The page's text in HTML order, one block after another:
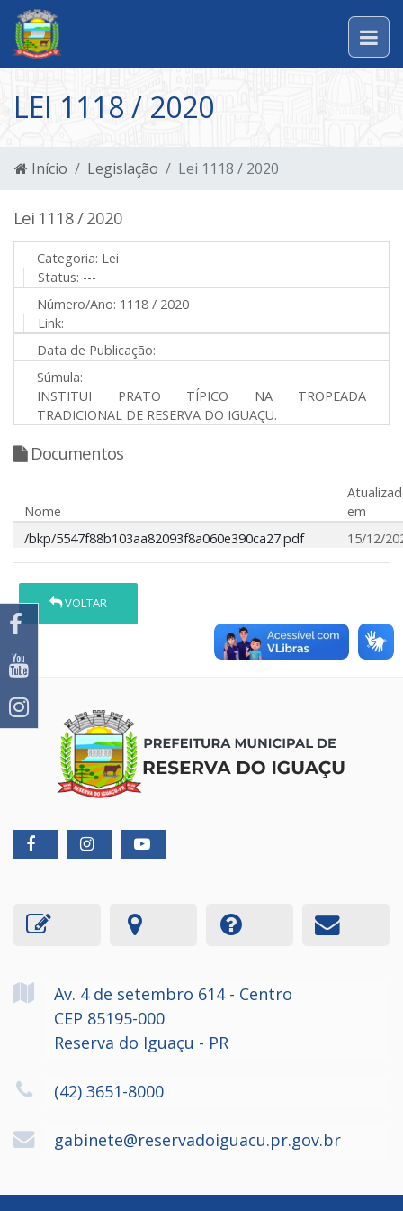
LEI 1118 / 2020
Início Legislação Lei 1118 / 2020
Lei 1118 / 2020
Categoria: Lei
Status: ---
Número/Ano: 1118 / 2020
Link:
Data de Publicação:
Súmula:
INSTITUI PRATO TÍPICO NA TROPEADA
TRADICIONAL DE RESERVA DO IGUAÇU.
Documentos
Nome
em
/bkp/5547f88b103aa82093f8a060e390ca27.pdf
15/12/
VOLTAR
Av. 4 de setembro 614 - Centro
CEP 85195-000
Reserva do Iguaçu - PR
(42) 3651-8000
gabinete@reservadoiguacu.pr.gov.br